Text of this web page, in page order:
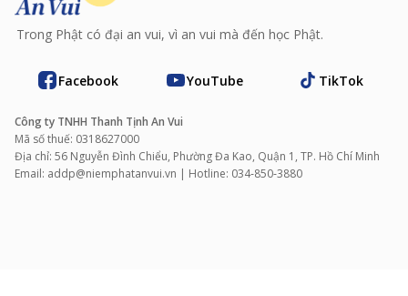
Trong Phật có đại an vui, vì an vui mà đến học Phật.
Facebook YouTube TikTok
Công ty TNHH Thanh Tịnh An Vui
Mã số thuế: 0318627000
Địa chỉ: 56 Nguyễn Đình Chiểu, Phường Đa Kao, Quận 1, TP. Hồ Chí Minh
Email: addp@niemphatanvui.vn | Hotline: 034‑850‑3880